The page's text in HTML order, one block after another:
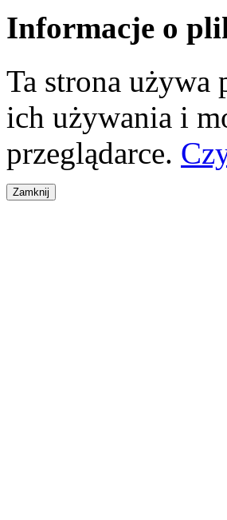
Informacje o
Ta strona
ich używania i
przeglądarce.